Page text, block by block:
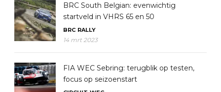
BRC South Belgian: evenwichtig
startveld in VHRS 65 en 50
BRC RALLY
14 mrt 2023
FIA WEC Sebring: terugblik op testen,
focus op seizoenstart